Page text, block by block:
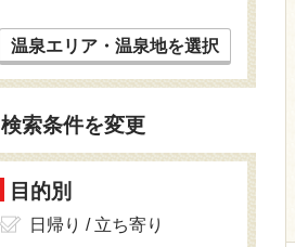
温泉エリア・温泉地を選択
検索条件を変更
目的別
日帰り / 立ち寄り